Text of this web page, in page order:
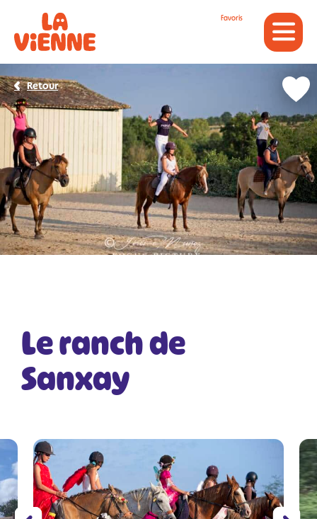
Favoris
Le ranch de
Sanxay
Retour